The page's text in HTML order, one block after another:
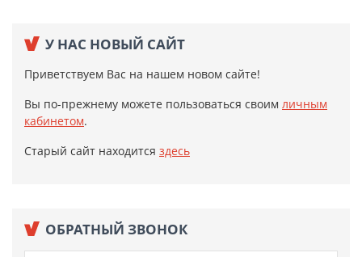
У НАС НОВЫЙ САЙТ
Приветствуем Вас на нашем новом сайте!
Вы по-прежнему можете пользоваться своим личным
кабинетом.
Старый сайт находится здесь
ОБРАТНЫЙ ЗВОНОК